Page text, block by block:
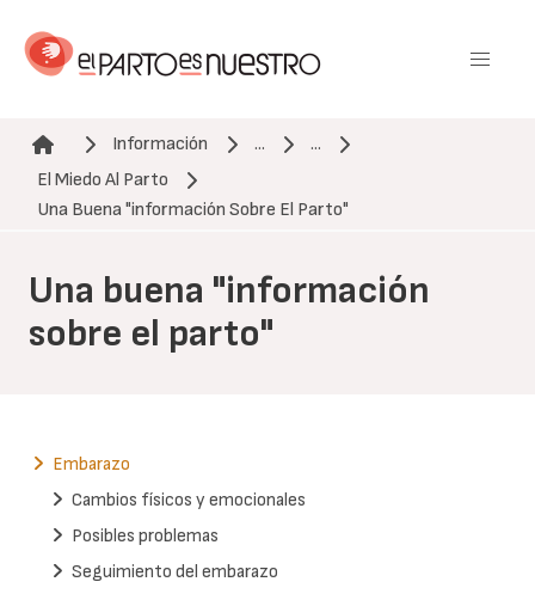
contenido
Ruta de navegación
Información ...
...
El Miedo Al Parto
Una Buena "información Sobre El Parto"
Una buena "información
sobre el parto"
Embarazo
Cambios físicos y emocionales
Posibles problemas
Seguimiento del embarazo